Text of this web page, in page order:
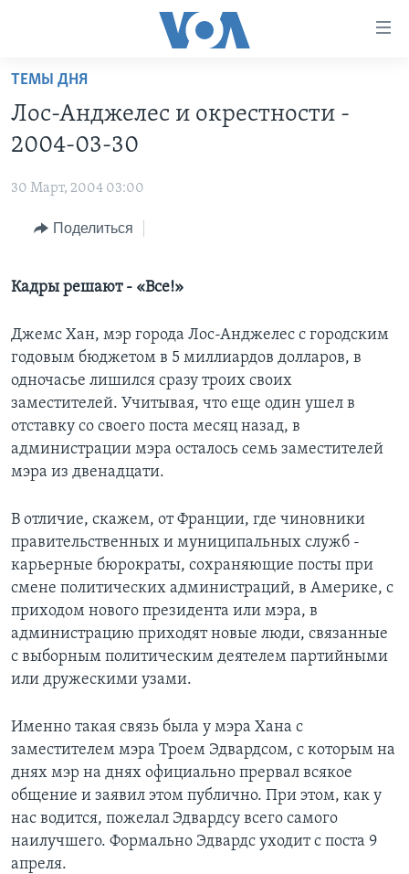
Перейти
основной
контент
навигации
поиск
ПРОГРАММЫ
НОВОСТИ ЗА МИНУТУ
ИТОГИ
ДИСКУССИЯ VOA
ДЕТАЛИ
НЬЮ-ЙОРК NEW YORK
АМЕРИКА. БОЛЬШОЕ ПУТЕШЕСТВИЕ
УЧИМ АНГЛИЙСКИЙ
НАША АМЕРИКАНСКАЯ ИСТОРИЯ
АРТЕФАКТЫ
АМЕРИКАНСКИЕ ГОРОДКИ
ТЕСТЫ
ЭКСПЕРТИЗА
ИНТЕРВЬЮ
ЗА СВОБОДУ ПРЕССЫ
УЧИМ АНГЛИЙСКИЙ
ВИДЕО
ПОДПИСКА НА НОВОСТИ
Learning English
Языки
ТЕМЫ ДНЯ
Лос-Анджелес и окрестности -
2004-03-30
30 Март, 2004 03:00
Поделиться
Кадры решают - «Все!»
Джемс Хан, мэр города Лос-Анджелес с городским
годовым бюджетом в 5 миллиардов долларов, в
одночасье лишился сразу троих своих
заместителей. Учитывая, что еще один ушел в
отставку со своего поста месяц назад, в
администрации мэра осталось семь заместителей
мэра из двенадцати.
В отличие, скажем, от Франции, где чиновники
правительственных и муниципальных служб -
карьерные бюрократы, сохраняющие посты при
смене политических администраций, в Америке, с
приходом нового президента или мэра, в
администрацию приходят новые люди, связанные
с выборным политическим деятелем партийными
или дружескими узами.
Именно такая связь была у мэра Хана с
заместителем мэра Троем Эдвардсом, с которым на
днях мэр на днях официально прервал всякое
общение и заявил этом публично. При этом, как у
нас водится, пожелал Эдвардсу всего самого
наилучшего. Формально Эдвардс уходит с поста 9
апреля.